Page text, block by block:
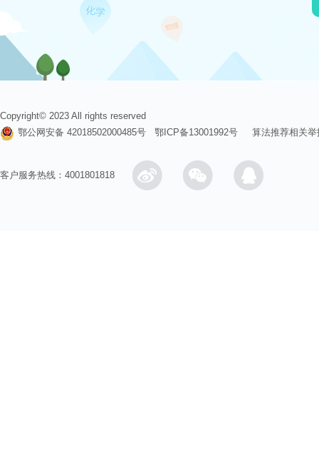
Copyright© 2023 All rights reserved
鄂公网安备 42018502000485号
鄂ICP备13001992号 算法推荐相关举
客户服务热线：4001801818